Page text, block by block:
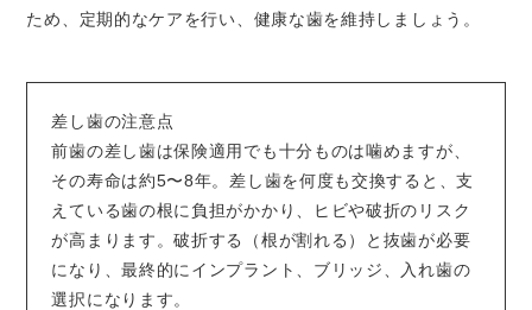
ため、定期的なケアを行い、健康な歯を維持しましょう。
差し歯の注意点
前歯の差し歯は保険適用でも十分ものは噛めますが、
その寿命は約5〜8年。差し歯を何度も交換すると、支
えている歯の根に負担がかかり、ヒビや破折のリスク
が高まります。破折する（根が割れる）と抜歯が必要
になり、最終的にインプラント、ブリッジ、入れ歯の
選択になります。